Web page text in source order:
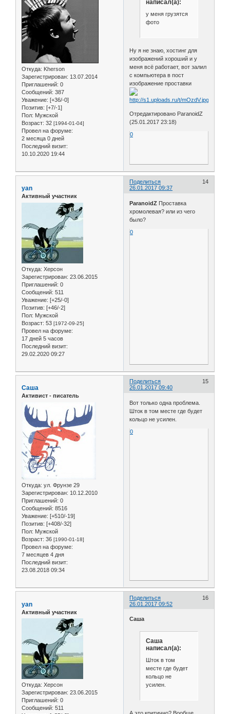
Откуда: Kherson
Зарегистрирован: 13.07.2014
Приглашений: 0
Сообщений: 387
Уважение: [+36/-0]
Позитив: [+7/-1]
Пол: Мужской
Возраст: 32 [1994-01-04]
Провел на форуме:
2 месяца 0 дней
Последний визит:
10.10.2020 19:44
написал(а):
у меня грузятся
фото
Ну я не знаю, хостинг для
изображений хороший и у
меня всё работает, вот залил
с компьютера в пост
изображение проставки
Отредактировано ParanoidZ
(25.01.2017 23:18)
0
Поделиться
14
26.01.2017 09:37
yan
Активный участник
Откуда: Херсон
Зарегистрирован: 23.06.2015
Приглашений: 0
Сообщений: 511
Уважение: [+25/-0]
Позитив: [+46/-2]
Пол: Мужской
Возраст: 53 [1972-09-25]
Провел на форуме:
17 дней 5 часов
Последний визит:
29.02.2020 09:27
ParanoidZ Проставка
хромолевая? или из чего
было?
0
Поделиться
15
26.01.2017 09:40
Саша
Активист - писатель
Откуда: ул. Фрунзе 29
Зарегистрирован: 10.12.2010
Приглашений: 0
Сообщений: 8516
Уважение: [+510/-19]
Позитив: [+408/-32]
Пол: Мужской
Возраст: 36 [1990-01-18]
Провел на форуме:
7 месяцев 4 дня
Последний визит:
23.08.2018 09:34
Вот только одна проблема.
Шток в том месте где будет
кольцо не усилен.
0
Поделиться
16
26.01.2017 09:52
yan
Активный участник
Откуда: Херсон
Зарегистрирован: 23.06.2015
Приглашений: 0
Сообщений: 511
Саша
Саша
написал(а):
Шток в том
месте где будет
кольцо не
усилен.
А это критично? Вообще